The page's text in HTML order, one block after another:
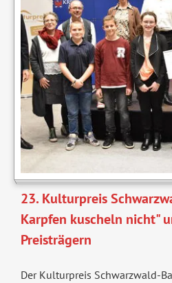
23. Kulturpreis
Karpfen kuscheln nicht"
Preisträgern
Der Kulturpreis Schwarzwald-